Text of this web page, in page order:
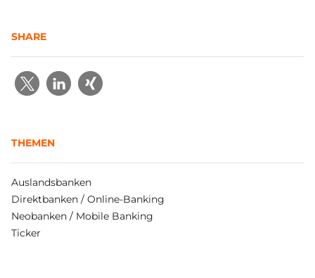
SHARE
THEMEN
Auslandsbanken
Direktbanken / Online-Banking
Neobanken / Mobile Banking
Ticker